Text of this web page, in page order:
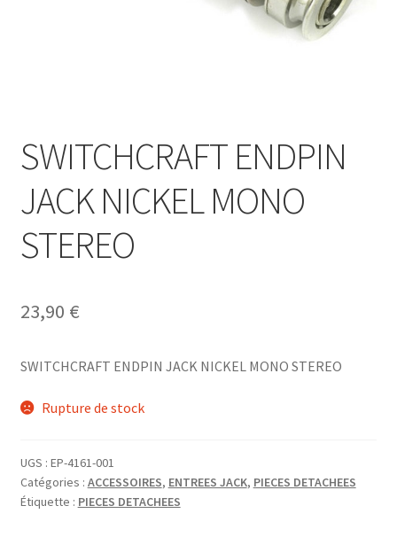
SWITCHCRAFT ENDPIN
JACK NICKEL MONO
STEREO
23,90 €
SWITCHCRAFT ENDPIN JACK NICKEL MONO STEREO
Rupture de stock
UGS : EP-4161-001
Catégories : ACCESSOIRES, ENTREES JACK, PIECES DETACHEES
Étiquette : PIECES DETACHEES